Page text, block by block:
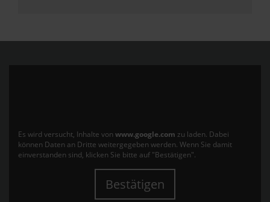
Es wird versucht, Inhalte von www.google.com zu laden. Dabei
können Daten an Dritte weitergegeben werden. Wenn Sie damit
einverstanden sind, klicken Sie bitte auf "Bestätigen".
Bestätigen